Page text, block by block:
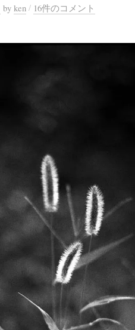
by ken / 16件のコメント